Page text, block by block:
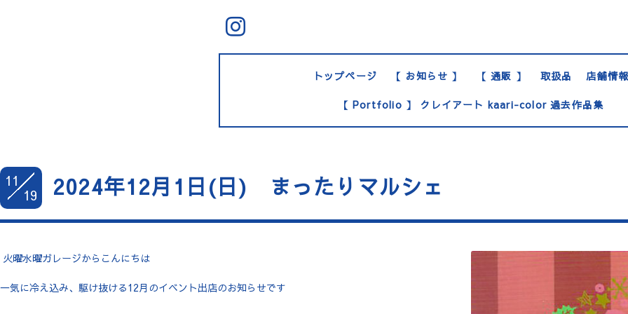
トップページ 【 お知らせ 】 【 通販 】 取扱品 店舗情
【 Portfolio 】 クレイアート kaari-color 過去作品集
11
19
2024年12月1日(日) まったりマルシェ
火曜水曜ガレージからこんにちは
一気に冷え込み、駆け抜ける12月のイベント出店のお知らせです